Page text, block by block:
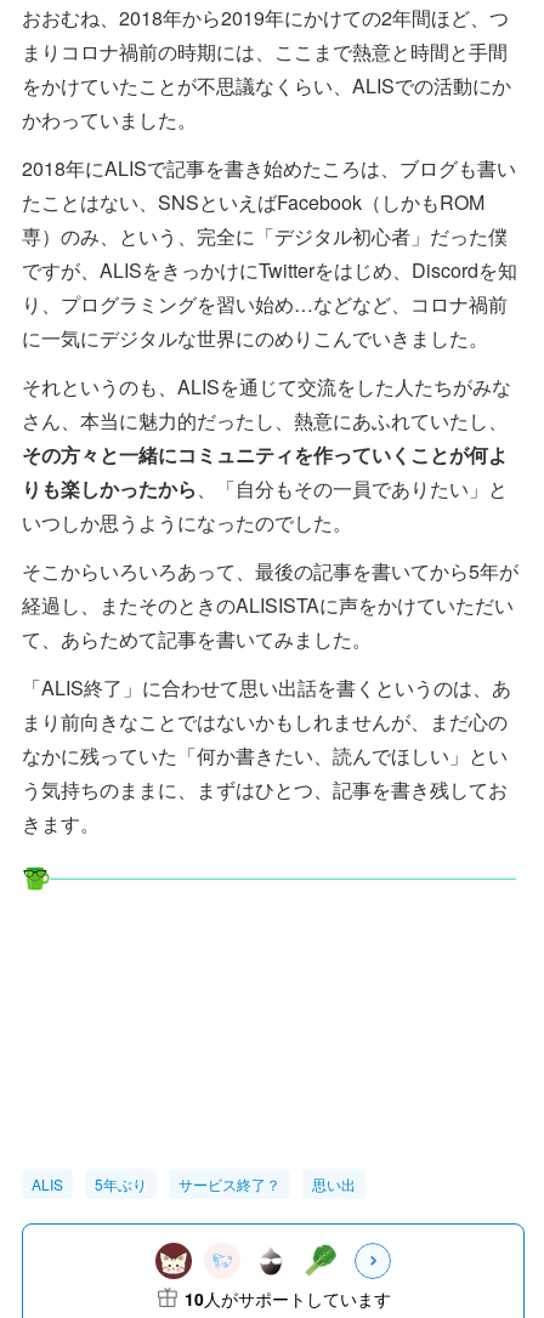
おおむね、2018年から2019年にかけての2年間ほど、つ
まりコロナ禍前の時期には、ここまで熱意と時間と手間
をかけていたことが不思議なくらい、ALISでの活動にか
かわっていました。
2018年にALISで記事を書き始めたころは、ブログも書い
たことはない、SNSといえばFacebook（しかもROM
専）のみ、という、完全に「デジタル初心者」だった僕
ですが、ALISをきっかけにTwitterをはじめ、Discordを知
り、プログラミングを習い始め…などなど、コロナ禍前
に一気にデジタルな世界にのめりこんでいきました。
それというのも、ALISを通じて交流をした人たちがみな
さん、本当に魅力的だったし、熱意にあふれていたし、
その方々と一緒にコミュニティを作っていくことが何よ
りも楽しかったから、「自分もその一員でありたい」と
いつしか思うようになったのでした。
そこからいろいろあって、最後の記事を書いてから5年が
経過し、またそのときのALISISTAに声をかけていただい
て、あらためて記事を書いてみました。
「ALIS終了」に合わせて思い出話を書くというのは、あ
まり前向きなことではないかもしれませんが、まだ心の
なかに残っていた「何か書きたい、読んでほしい」とい
う気持ちのままに、まずはひとつ、記事を書き残してお
きます。
ALIS 5年ぶり サービス終了？ 思い出
10人がサポートしています